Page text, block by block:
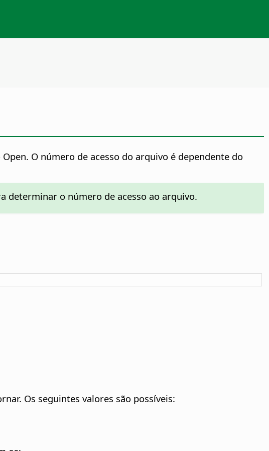
O número de acesso do arquivo é dependente do
determinar o número de acesso ao arquivo.
Os seguintes valores são possíveis: